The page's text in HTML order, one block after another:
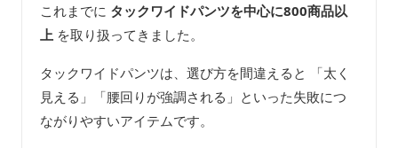
これまでに タックワイドパンツを中心に800商品以
上 を取り扱ってきました。
タックワイドパンツは、選び方を間違えると 「太く
見える」「腰回りが強調される」といった失敗につ
ながりやすいアイテムです。